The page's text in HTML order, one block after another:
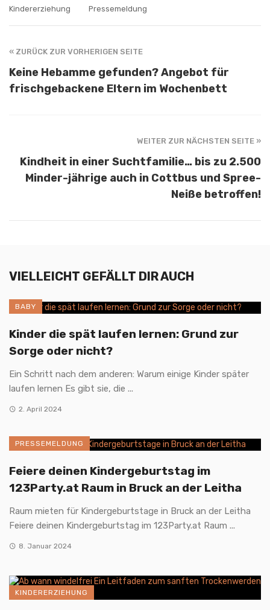
Kindererziehung Pressemeldung
« ZURÜCK ZUR VORHERIGEN SEITE
Keine Hebamme gefunden? Angebot für
frischgebackene Eltern im Wochenbett
WEITER ZUR NÄCHSTEN SEITE »
Kindheit in einer Suchtfamilie… bis zu 2.500
Minder-jährige auch in Cottbus und Spree-
Neiße betroffen!
VIELLEICHT GEFÄLLT DIR AUCH
BABY
Kinder die spät laufen lernen: Grund zur
Sorge oder nicht?
Ein Schritt nach dem anderen: Warum einige Kinder später
laufen lernen Es gibt sie, die ...
2. April 2024
PRESSEMELDUNG
Feiere deinen Kindergeburtstag im
123Party.at Raum in Bruck an der Leitha
Raum mieten für Kindergeburtstage in Bruck an der Leitha
Feiere deinen Kindergeburtstag im 123Party.at Raum ...
8. Januar 2024
KINDERERZIEHUNG